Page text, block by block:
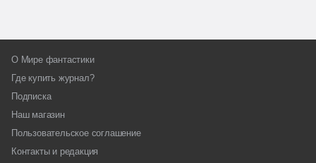
О Мире фантастики
Где купить журнал?
Подписка
Наш магазин
Пользовательское соглашение
Контакты и редакция